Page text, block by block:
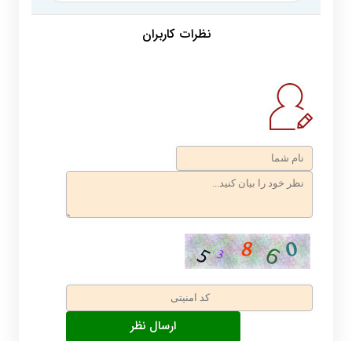
نظرات کاربران